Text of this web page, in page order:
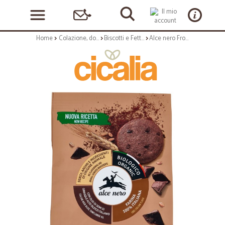
Home Colazione, dolciumi e snack Biscotti e Fette Biscottate Alce nero Frollini al Cacao con Gocce di Cioccolato Bio gr.300